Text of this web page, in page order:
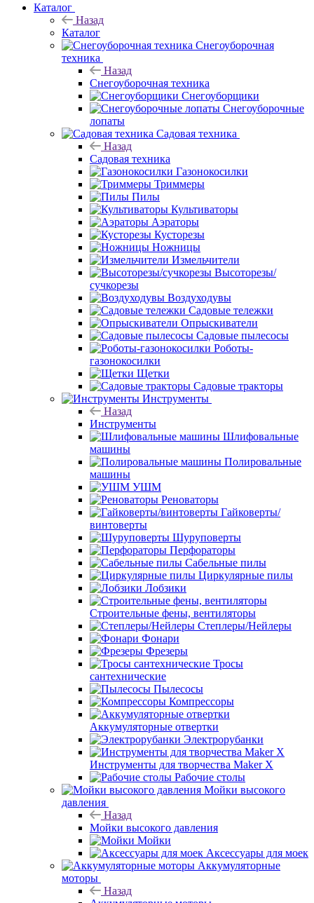
Каталог
Назад
Каталог
Снегоуборочная
техника
Назад
Снегоуборочная техника
Снегоуборщики
Снегоуборочные
лопаты
Садовая техника
Назад
Садовая техника
Газонокосилки
Триммеры
Пилы
Культиваторы
Аэраторы
Кусторезы
Ножницы
Измельчители
Высоторезы/
сучкорезы
Воздуходувы
Садовые тележки
Опрыскиватели
Садовые пылесосы
Роботы-
газонокосилки
Щетки
Садовые тракторы
Инструменты
Назад
Инструменты
Шлифовальные
машины
Полировальные
машины
УШМ
Реноваторы
Гайковерты/
винтоверты
Шуруповерты
Перфораторы
Сабельные пилы
Циркулярные пилы
Лобзики
Строительные фены, вентиляторы
Степлеры/Нейлеры
Фонари
Фрезеры
Тросы
сантехнические
Пылесосы
Компрессоры
Аккумуляторные отвертки
Электрорубанки
Инструменты для творчества Maker X
Рабочие столы
Мойки высокого
давления
Назад
Мойки высокого давления
Мойки
Аксессуары для моек
Аккумуляторные
моторы
Назад